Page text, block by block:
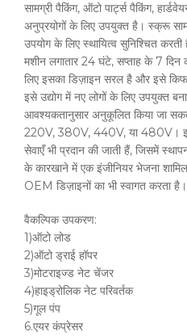
सामग्री पैकिंग, ऑटो पार्ट्स पैकिंग,
अनुप्रयोगों के लिए उपयुक्त है। स्क्रू
उपयोग के लिए स्थायित्व सुनिश्चित
मशीन लगातार 24 घंटे, सप्ताह के 7
लिए इसका डिज़ाइन सरल है और इसे
इसे उद्योग में नए लोगों के लिए उपयुक्त
आवश्यकतानुसार अनुकूलित किया जा
220V, 380V, 440V, या 480V।
सेवाएँ भी प्रदान की जाती हैं, जिसमें
के कारखाने में एक इंजीनियर भेजना शामिल
OEM डिज़ाइनों का भी स्वागत करता है।
वैकल्पिक उपकरण:
1)ऑटो लोड
2)ऑटो ड्राई हॉपर
3)मोटराइज्ड नेट चेंजर
4)हाइड्रोलिक नेट परिवर्तक
5)गूल पंप
6.एयर कंप्रेसर